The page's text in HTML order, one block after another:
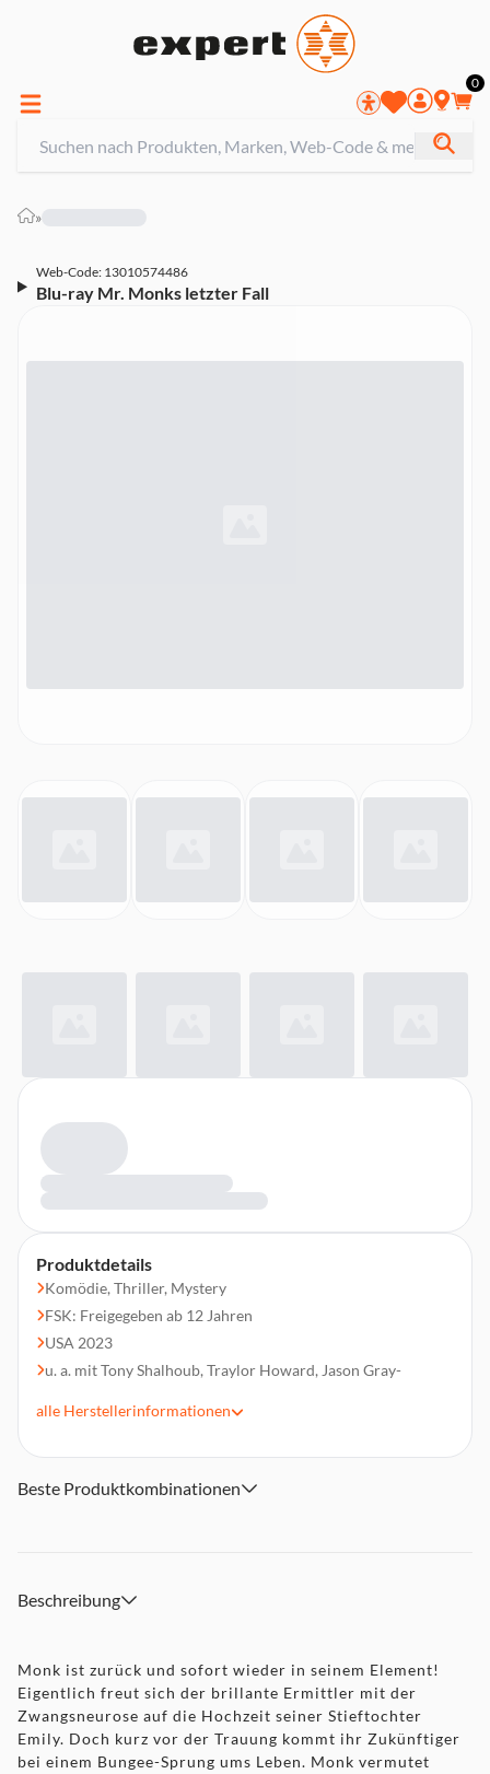
0
»
Web-Code: 13010574486
Blu-ray Mr. Monks letzter Fall
Produktdetails
Komödie, Thriller, Mystery
FSK: Freigegeben ab 12 Jahren
USA 2023
u. a. mit Tony Shalhoub, Traylor Howard, Jason Gray-
Regie: Randall Zisk
alle Herstellerinformationen
Beste Produktkombinationen
Beschreibung
Monk ist zurück und sofort wieder in seinem Element!
Eigentlich freut sich der brillante Ermittler mit der
Zwangsneurose auf die Hochzeit seiner Stieftochter
Emily. Doch kurz vor der Trauung kommt ihr Zukünftiger
bei einem Bungee-Sprung ums Leben. Monk vermutet